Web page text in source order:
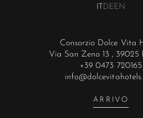
Consorzio Dolce Vita
Via San Zeno 13 , 39025
+39 0473 720165
ARRIVO
DEEN